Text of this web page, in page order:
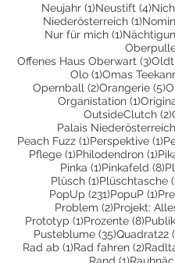
Neujahr (1)1 Beitrag
Neustift (4)4
Niederösterreich (1)1
Nur für mich (1)1 Beitrag
Offenes Haus Oberwart (3)3
Olo (1)1 Beitrag
Omas
Opernball (2)2 Beiträge
Orangerie (5)5
Organistation (1)1
OutsideClutch (2)
Palais Niederösterreich
Peach Fuzz (1)1 Beitrag
Perspektive (1)1
Pflege (1)1 Beitrag
Philodendron (1)1
Pinka (1)1 Beitrag
Pinkafeld (8)8
Plüsch (1)1 Beitrag
Plüschtasche
PopUp (231)231 Beiträge
PopuP (1)1
Problem (2)2 Beiträge
Projekt:
Prototyp (1)1 Beitrag
Prozente (8)8
Pusteblume (35)35 Beiträge
Quadrat22
Rad ab (1)1 Beitrag
Rad fahren (2)2
1 Beitrag